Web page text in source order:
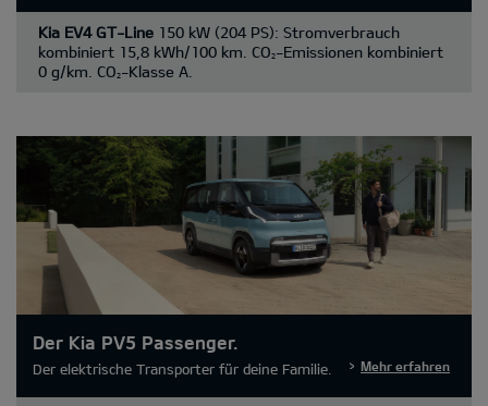
Kia EV4 GT-Line 150 kW (204 PS): Stromverbrauch
kombiniert 15,8 kWh/100 km. CO2-Emissionen kombiniert
0 g/km. CO2-Klasse A.
Der Kia PV5 Passenger.
Der elektrische Transporter für deine Familie. Mehr erfahren